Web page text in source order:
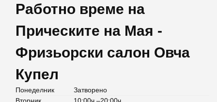
Работно време на
Прическите на Мая -
Фризьорски салон Овча
Купел
Понеделник
Затворено